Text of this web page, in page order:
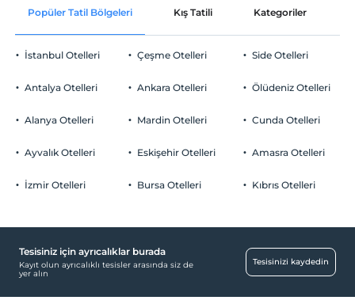
Ortak alanlar ve tüm odalar
Otopark
Ücretsiz Özel Otopark
Havuz
Check/out
En geç saat 11:00 ve öncesi
Evcil Hayvan
2 yaşına kadar olan bebekler ücretsizdir.
Her bir oda için 2. çocuk 6 yaşına kadar ücretsizdir
Popüler Tatil Bölgeleri Kış Tatili Kategoriler
İstanbul Otelleri
Antalya Otelleri
Alanya Otelleri
Ayvalık Otelleri
İzmir Otelleri
Çeşme Otelleri
Ankara Otelleri
Mardin Otelleri
Eskişehir Otelleri
Bursa Otelleri
Side Otelleri
Ölüdeniz Otelleri
Cunda Otelleri
Amasra Otelleri
Kıbrıs Otelleri
Tesisiniz için ayrıcalıklar burada
Kayıt olun ayrıcalıklı tesisler arasında siz de
yer alın
Tesisinizi kaydedin